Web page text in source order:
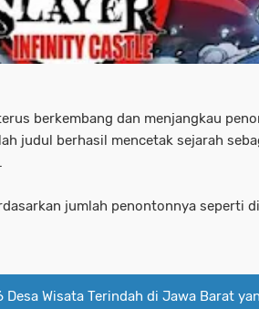
berkembang dan menjangkau
judul berhasil mencetak sejarah
jumlah penontonnya seperti
Wisata Terindah di Jawa Barat